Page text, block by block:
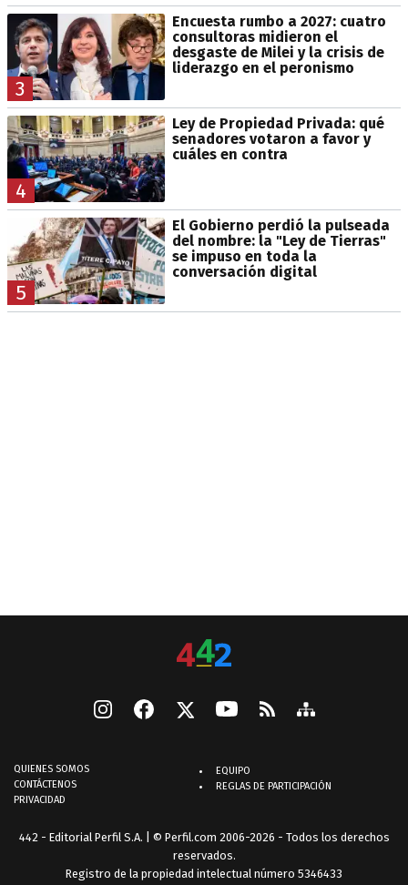
3
Encuesta rumbo a 2027: cuatro
consultoras midieron el
desgaste de Milei y la crisis de
liderazgo en el peronismo
4
Ley de Propiedad Privada: qué
senadores votaron a favor y
cuáles en contra
5
El Gobierno perdió la pulseada
del nombre: la "Ley de Tierras"
se impuso en toda la
conversación digital
QUIENES SOMOS
CONTÁCTENOS
PRIVACIDAD
EQUIPO
REGLAS DE PARTICIPACIÓN
442 - Editorial Perfil S.A. | © Perfil.com 2006-2026 - Todos los derechos
reservados.
Registro de la propiedad intelectual número 5346433